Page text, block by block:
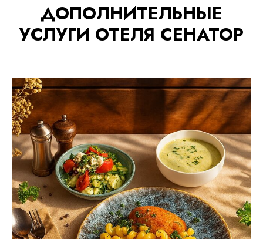
ДОПОЛНИТЕЛЬНЫЕ
УСЛУГИ ОТЕЛЯ СЕНАТОР